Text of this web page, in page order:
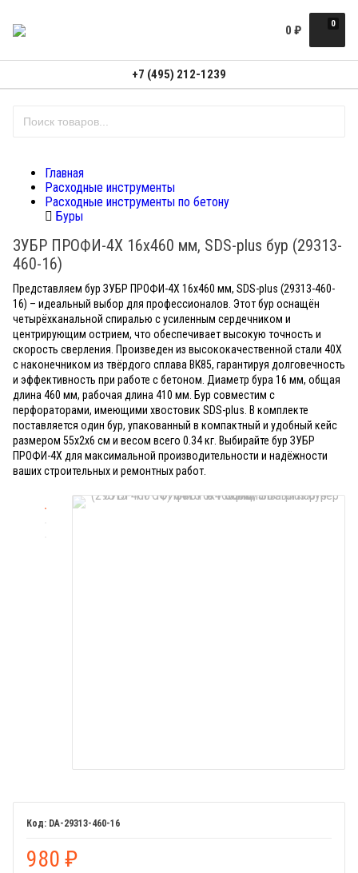
0
0 ₽
+7 (495) 212-1239
Главная
Расходные инструменты
Расходные инструменты по бетону
Буры
ЗУБР ПРОФИ-4Х 16x460 мм, SDS-plus бур (29313-
460-16)
Представляем бур ЗУБР ПРОФИ-4Х 16x460 мм, SDS-plus (29313-460-
16) – идеальный выбор для профессионалов. Этот бур оснащён
четырёхканальной спиралью с усиленным сердечником и
центрирующим острием, что обеспечивает высокую точность и
скорость сверления. Произведен из высококачественной стали 40Х
с наконечником из твёрдого сплава ВК85, гарантируя долговечность
и эффективность при работе с бетоном. Диаметр бура 16 мм, общая
длина 460 мм, рабочая длина 410 мм. Бур совместим с
перфораторами, имеющими хвостовик SDS-plus. В комплекте
поставляется один бур, упакованный в компактный и удобный кейс
размером 55x2x6 см и весом всего 0.34 кг. Выбирайте бур ЗУБР
ПРОФИ-4Х для максимальной производительности и надёжности
ваших строительных и ремонтных работ.
DA-29313-460-16
980 ₽